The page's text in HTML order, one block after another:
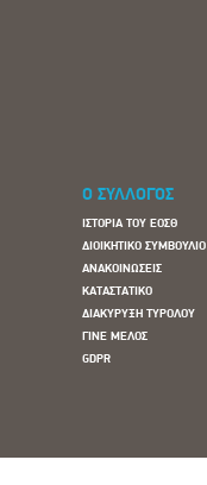
Ο ΣΥΛΛΟΓΟΣ
ΙΣΤΟΡΙΑ ΤΟΥ ΕΟΣΘ
ΔΙΟΙΚΗΤΙΚΟ ΣΥΜΒΟΥΛΙΟ
ΑΝΑΚΟΙΝΩΣΕΙΣ
ΚΑΤΑΣΤΑΤΙΚΟ
ΔΙΑΚΥΡΥΞΗ ΤΥΡΟΛΟΥ
ΓΙΝΕ ΜΕΛΟΣ
GDPR